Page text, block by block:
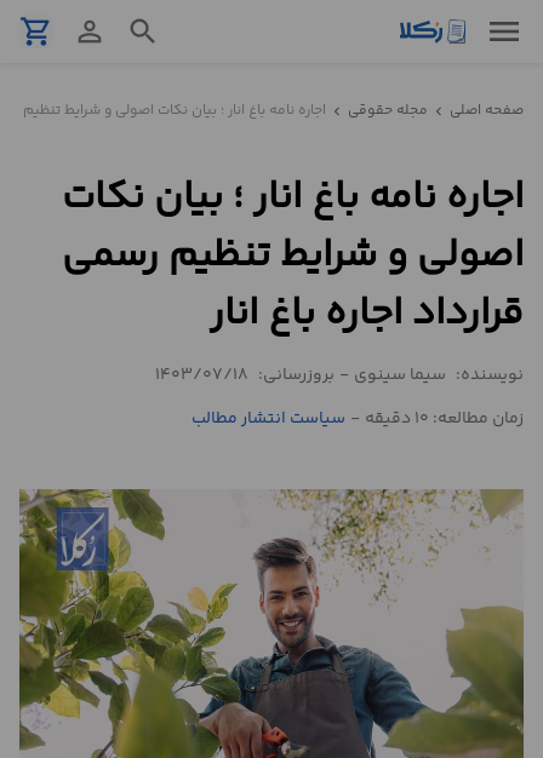
menu
search
person_outline
shopping_cart
نمونه
تنظیم
مشاوره
حقوقی
استعلام
محاسبه
آنلاین
ما
با
ما
صفحه اصلی chevron_left مجله حقوقی chevron_left اجاره نامه باغ انار ؛ بیان نکات اصولی و شرایط تنظیم
اجاره نامه باغ انار ؛ بیان نکات
اصولی و شرایط تنظیم رسمی
قرارداد اجاره باغ انار
نویسنده: سیما سینوی - بروزرسانی: 1403/07/18
زمان مطالعه: 10 دقیقه
- سیاست انتشار مطالب